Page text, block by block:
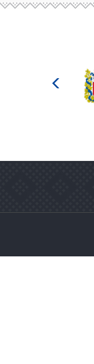
культуры
Российской